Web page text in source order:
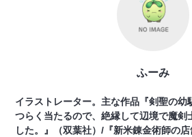
ふーみ
イラストレーター。主な作品『剣聖の幼
つらく当たるので、絶縁して辺境で魔剣
した。』（双葉社）/『新米錬金術師の店